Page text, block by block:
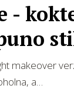
-
makeover
a…